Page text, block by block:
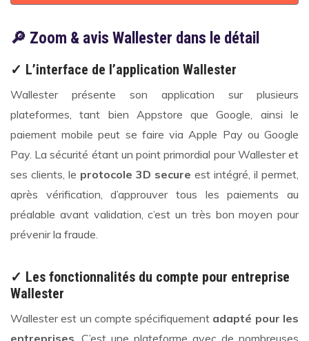
🔎 Zoom & avis Wallester dans le détail
✓ L’interface de l’application Wallester
Wallester présente son application sur plusieurs
plateformes, tant bien Appstore que Google, ainsi le
paiement mobile peut se faire via Apple Pay ou Google
Pay. La sécurité étant un point primordial pour Wallester et
ses clients, le protocole 3D secure est intégré, il permet,
après vérification, d’approuver tous les paiements au
préalable avant validation, c’est un très bon moyen pour
prévenir la fraude.
✓ Les fonctionnalités du compte pour entreprise
Wallester
Wallester est un compte spécifiquement adapté pour les